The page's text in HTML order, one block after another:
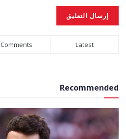
Alternative:
Comments Latest
Recommended